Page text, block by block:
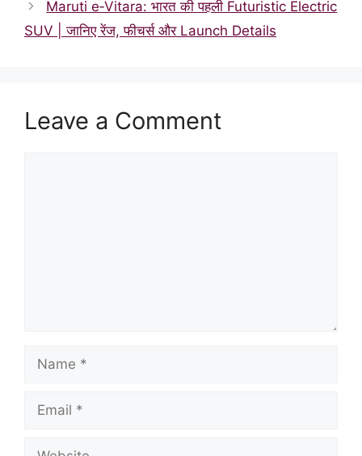
Maruti e‑Vitara: भारत की पहली Futuristic Electric
SUV | जानिए रेंज, फीचर्स और Launch Details
Leave a Comment